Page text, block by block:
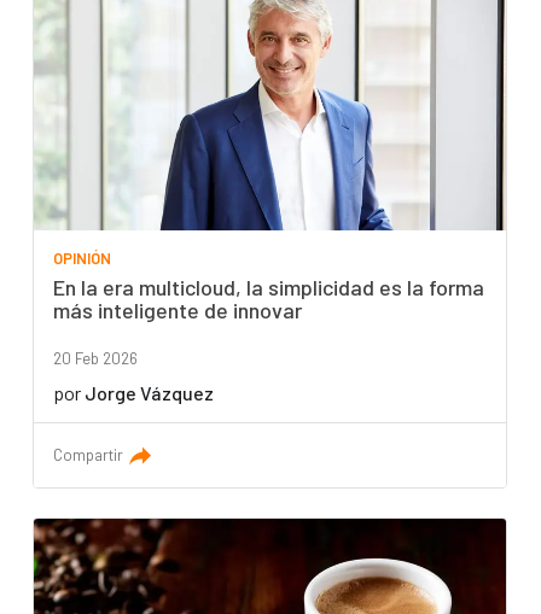
OPINIÓN
En la era multicloud, la simplicidad es la forma
más inteligente de innovar
20 Feb 2026
por Jorge Vázquez
Compartir